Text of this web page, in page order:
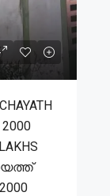
2000